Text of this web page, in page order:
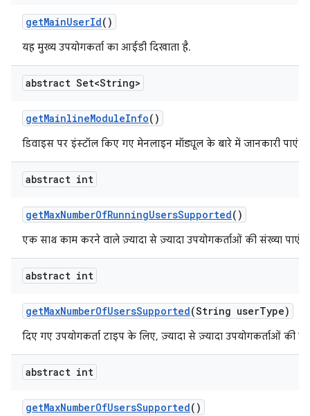
getMainUserId()
यह मुख्य उपयोगकर्ता का आईडी दिखाता है.
abstract Set<String>
getMainlineModuleInfo()
डिवाइस पर इंस्टॉल किए गए मेनलाइन मॉड्यूल के बारे में जानकारी पाएं.
abstract int
getMaxNumberOfRunningUsersSupported()
एक साथ काम करने वाले ज़्यादा से ज़्यादा उपयोगकर्ताओं की संख्या पाएं.
abstract int
getMaxNumberOfUsersSupported(String userType)
दिए गए उपयोगकर्ता टाइप के लिए, ज़्यादा से ज़्यादा उपयोगकर्ताओं की
abstract int
getMaxNumberOfUsersSupported()